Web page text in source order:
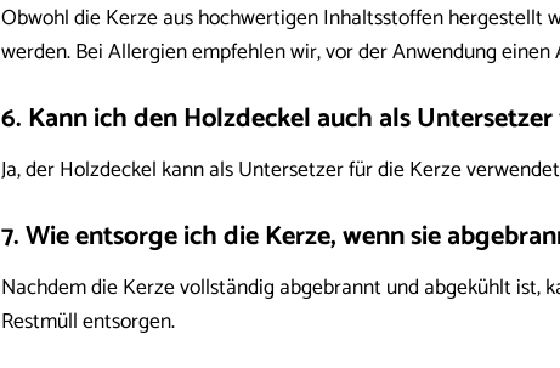
Obwohl die Kerze aus hochwertigen Inhaltsstoffen hergestellt
werden. Bei Allergien empfehlen wir, vor der Anwendung
6. Kann ich den Holzdeckel auch als
Ja, der Holzdeckel kann als Untersetzer für die Kerze
7. Wie entsorge ich die Kerze, wenn sie
Nachdem die Kerze vollständig abgebrannt und abgekühlt ist,
Restmüll entsorgen.